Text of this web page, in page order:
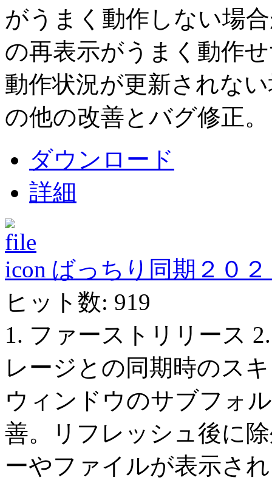
がうまく動作しない場
の再表示がうまく動作
動作状況が更新されな
の他の改善とバグ修正。
ダウンロード
詳細
ばっちり同期２０２
ヒット数: 919
1. ファーストリリース
レージとの同期時のス
ウィンドウのサブフォ
善。リフレッシュ後に
ーやファイルが表示さ